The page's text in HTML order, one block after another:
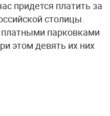
придется платить за
столицы.
парковками
этом девять их них